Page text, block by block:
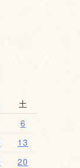
土
6
13
20